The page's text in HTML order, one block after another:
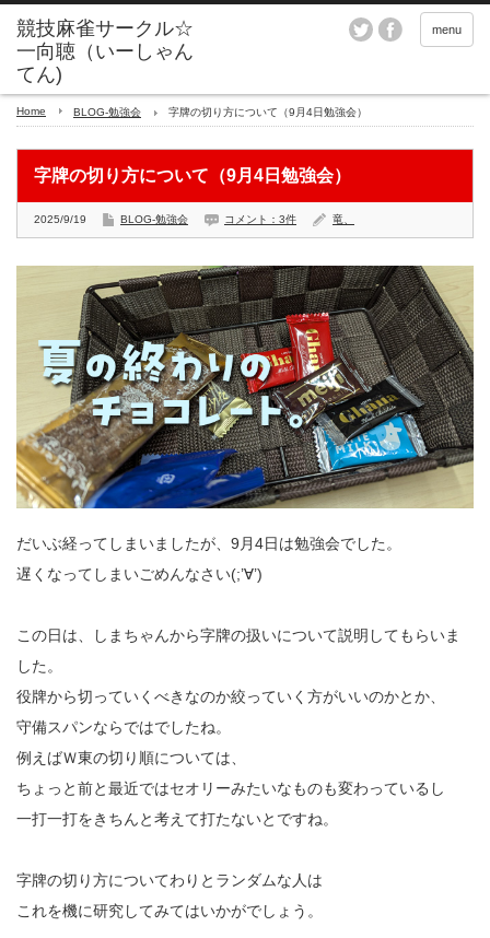
menu
Home BLOG-勉強会 字牌の切り方について（9月4日勉強会）
字牌の切り方について（9月4日勉強会）
2025/9/19 BLOG-勉強会 コメント：3件 竜、
だいぶ経ってしまいましたが、9月4日は勉強会でした。
遅くなってしまいごめんなさい(;’∀’)
この日は、しまちゃんから字牌の扱いについて説明してもらいま
した。
役牌から切っていくべきなのか絞っていく方がいいのかとか、
守備スパンならではでしたね。
例えばＷ東の切り順については、
ちょっと前と最近ではセオリーみたいなものも変わっているし
一打一打をきちんと考えて打たないとですね。
字牌の切り方についてわりとランダムな人は
これを機に研究してみてはいかがでしょう。